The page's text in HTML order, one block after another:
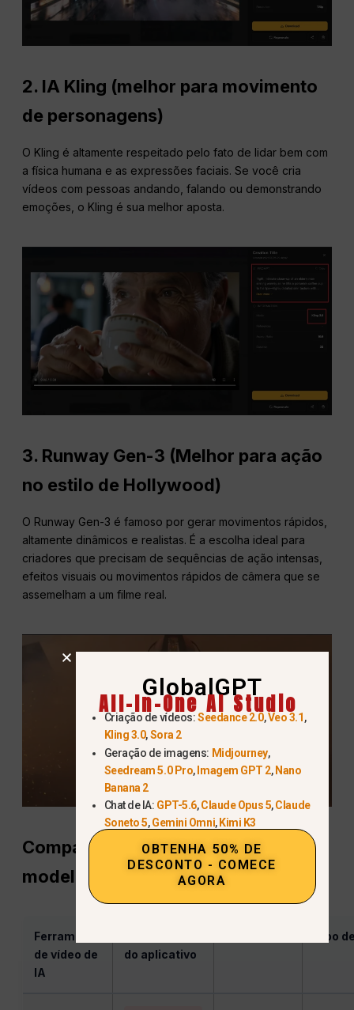
2. IA Kling (melhor para movimento
de personagens)
O Kling é altamente respeitado pelo fato de lidar bem com
a física humana e as expressões faciais. Se você cria
vídeos com pessoas andando, falando ou demonstrando
emoções, o Kling é sua melhor aposta.
3. Runway Gen-3 (Melhor para ação
no estilo de Hollywood)
O Runway Gen-3 é famoso por gerar movimentos rápidos,
altamente dinâmicos e realistas. É a escolha ideal para
criadores que precisam de sequências de ação intensas,
efeitos visuais ou movimentos rápidos de câmera que se
assemelham a um filme real.
Comparação de recursos: Sora vs.
modelos líderes atuais
Ferramenta
de vídeo de
IA
do aplicativo
Tipo
GlobalGPT
All-In-One AI Studio
Criação de vídeos:Seedance 2.0,Veo 3.1,
Kling 3.0,Sora 2
Geração de imagens: Midjourney,
Seedream 5.0 Pro, Imagem GPT 2, Nano
Banana 2
Chat de IA: GPT-5.6,Claude Opus 5,Claude
Soneto 5,Gemini Omni, Kimi K3
OBTENHA 50% DE
DESCONTO - COMECE
AGORA